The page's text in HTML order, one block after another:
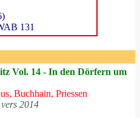
131
Vol. 14 - In den Dörfern um
Buchhain, Priessen
vers 2014